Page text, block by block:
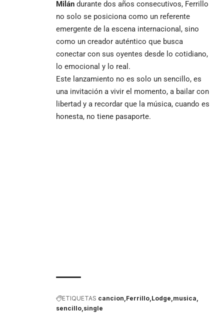
Milán durante dos años consecutivos, Ferrillo
no solo se posiciona como un referente
emergente de la escena internacional, sino
como un creador auténtico que busca
conectar con sus oyentes desde lo cotidiano,
lo emocional y lo real.
Este lanzamiento no es solo un sencillo, es
una invitación a vivir el momento, a bailar con
libertad y a recordar que la música, cuando es
honesta, no tiene pasaporte.
ETIQUETAS cancion Ferrillo Lodge musica
sencillo single